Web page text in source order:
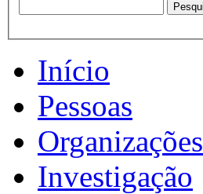
Início
Pessoas
Organizações
Investigação